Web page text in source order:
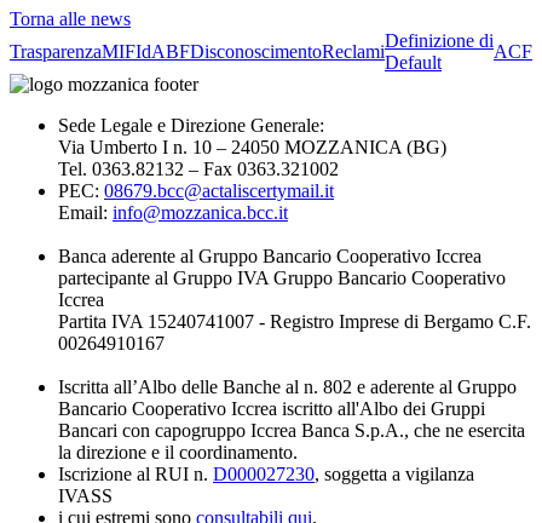
Torna alle news
TrasparenzaMIFIdABFDisconoscimentoReclami
Definizione di
Default
ACF
Sede Legale e Direzione Generale:
Via Umberto I n. 10 – 24050 MOZZANICA (BG)
Tel. 0363.82132 – Fax 0363.321002
PEC: 08679.bcc@actaliscertymail.it
Email: info@mozzanica.bcc.it
Banca aderente al Gruppo Bancario Cooperativo Iccrea
partecipante al Gruppo IVA Gruppo Bancario Cooperativo
Iccrea
Partita IVA 15240741007 - Registro Imprese di Bergamo C.F.
00264910167
Iscritta all’Albo delle Banche al n. 802 e aderente al Gruppo
Bancario Cooperativo Iccrea iscritto all'Albo dei Gruppi
Bancari con capogruppo Iccrea Banca S.p.A., che ne esercita
la direzione e il coordinamento.
Iscrizione al RUI n. D000027230, soggetta a vigilanza
IVASS
i cui estremi sono consultabili qui.